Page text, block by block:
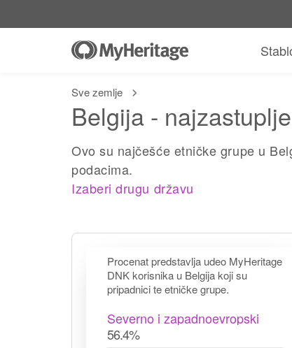
Sve zemlje
Belgija -
Ovo su najčešće etničke grupe u
podacima.
Izaberi drugu državu
Procenat predstavlja udeo MyHeritage
DNK korisnika u Belgija koji su
pripadnici te etničke grupe.
Severno i zapadnoevropski
56.4%